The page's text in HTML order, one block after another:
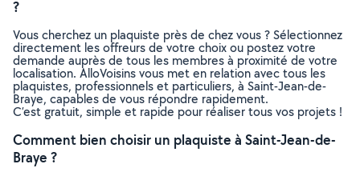
?
Vous cherchez un plaquiste près de chez vous ? Sélectionnez
directement les offreurs de votre choix ou postez votre
demande auprès de tous les membres à proximité de votre
localisation. AlloVoisins vous met en relation avec tous les
plaquistes, professionnels et particuliers, à Saint-Jean-de-
Braye, capables de vous répondre rapidement.
C’est gratuit, simple et rapide pour réaliser tous vos projets !
Comment bien choisir un plaquiste à Saint-Jean-de-
Braye ?